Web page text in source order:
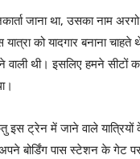
जाना था, उसका नाम
यात्रा को यादगार बनाना
थी। इसलिए हमने सीटों
ट्रेन में जाने वाले यात्रियों के
बोर्डिंग पास स्टेशन के गेट